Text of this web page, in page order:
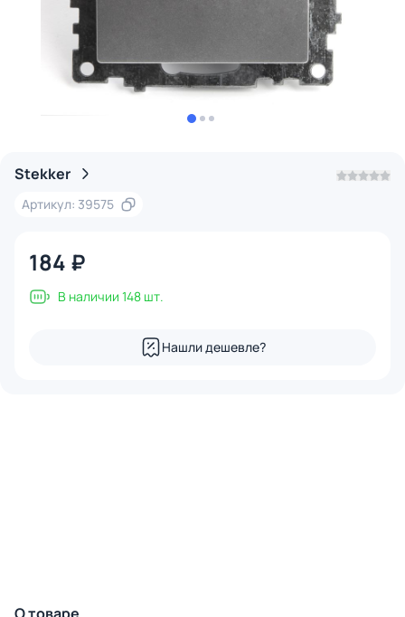
Stekker
Артикул: 39575
184 ₽
В наличии 148 шт.
Нашли дешевле?